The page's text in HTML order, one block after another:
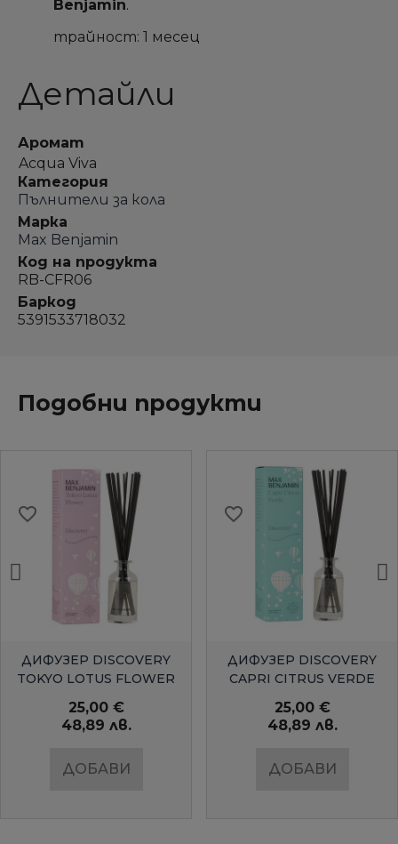
Benjamin.
трайност: 1 месец
Детайли
Аромат
Acqua Viva
Категория
Пълнители за кола
Марка
Max Benjamin
Код на продукта
RB-CFR06
Баркод
5391533718032
Подобни продукти
БЪРЗ ПРЕГЛЕД
ДИФУЗЕР DISCOVERY
TOKYO LOTUS FLOWER
25,00 €
48,89 лв.
ДОБАВИ
favorite_border
БЪРЗ ПРЕГЛЕД
ДИФУЗЕР DISCOVERY
CAPRI CITRUS VERDE
25,00 €
48,89 лв.
ДОБАВИ
favorite_border